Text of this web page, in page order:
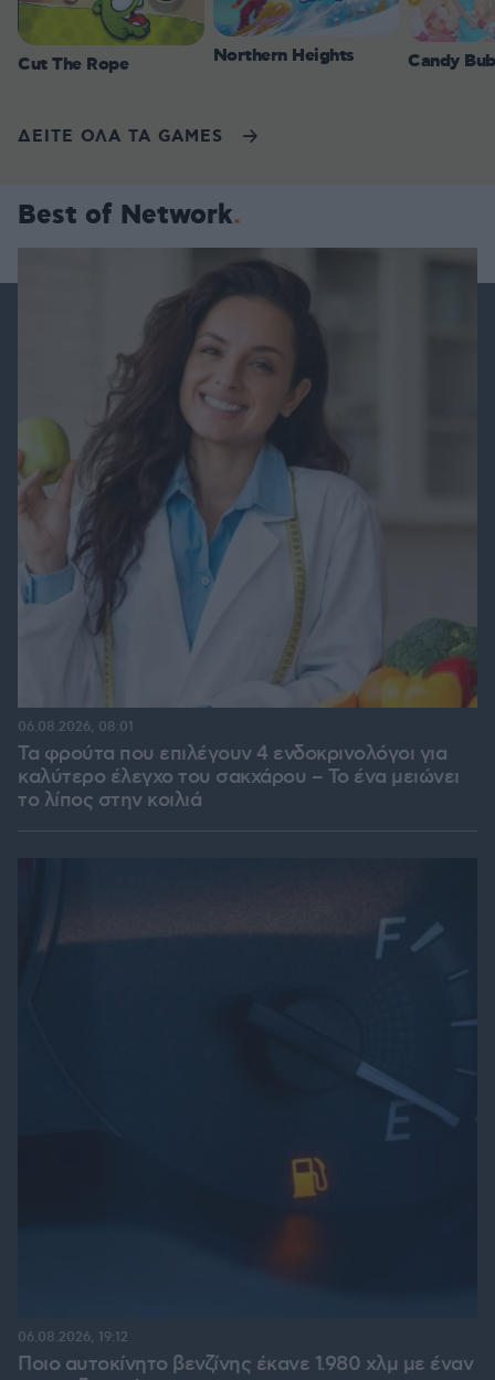
Cut The Rope Northern Heights Candy
ΔΕΙΤΕ ΟΛΑ ΤΑ GAMES
Best of Network
Τα φρούτα που επιλέγουν 4 ενδοκρινολόγοι για
καλύτερο έλεγχο του σακχάρου – Το ένα μειώνει
το λίπος στην κοιλιά
06.08.2026, 08:01
Ποιο αυτοκίνητο βενζίνης έκανε 1.980 χλμ με έναν
06.08.2026, 19:12